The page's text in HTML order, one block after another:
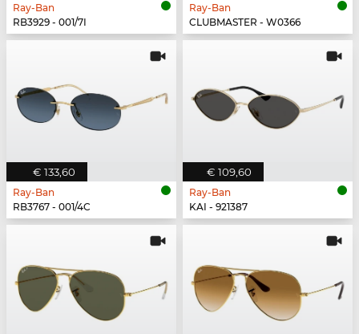
Ray-Ban
RB3929 - 001/7I
Ray-Ban
CLUBMASTER - W0366
€ 133,60
Ray-Ban
RB3767 - 001/4C
€ 109,60
Ray-Ban
KAI - 921387